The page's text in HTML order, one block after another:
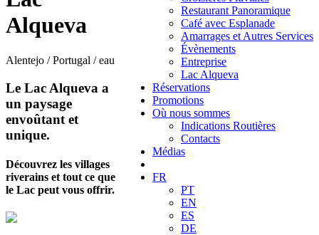
Restaurant Panoramique
Café avec Esplanade
Amarrages et Autres Services
Évènements
Entreprise
Lac Alqueva
Réservations
Promotions
Où nous sommes
Indications Routières
Contacts
Médias
FR
PT
EN
ES
DE
Alqueva
Alentejo / Portugal / eau
Le Lac Alqueva a
un paysage
envoûtant et
unique.
Découvrez les villages
riverains et tout ce que
le Lac peut vous offrir.